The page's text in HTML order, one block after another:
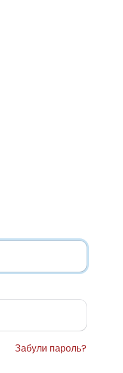
Забули пароль?